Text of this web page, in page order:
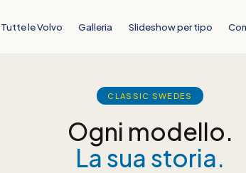
Tutte le Volvo Galleria Slideshow per tipo
CLASSIC SWEDES
Ogni modello.
La sua storia.